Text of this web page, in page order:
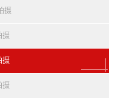
摄
摄
摄
摄